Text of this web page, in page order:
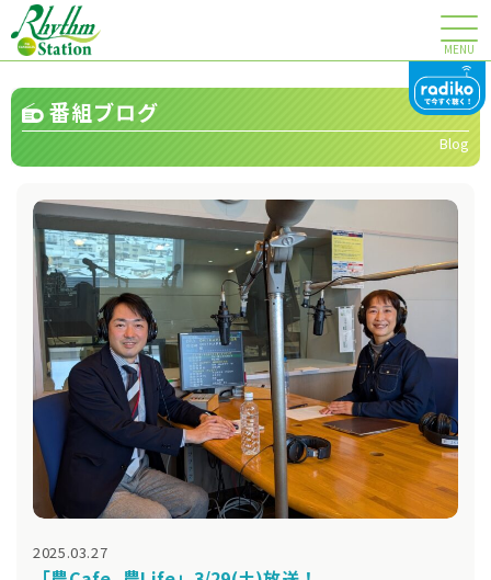
MENU
番組ブログ
Blog
2025.03.27